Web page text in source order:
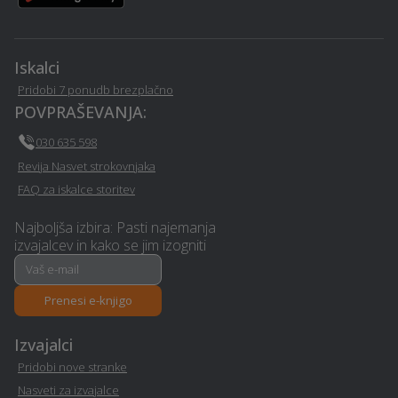
Varstvo pri delu -
Zidarske storitve -
Izgradnja in dobava
solarnih sistemov /
kolektorjev - Preddvor
Poslovni programi -
Iskalci
Pridobi 7 ponudb brezplačno
POVPRAŠEVANJA:
030 635 598
Revija Nasvet strokovnjaka
FAQ za iskalce storitev
Najboljša izbira: Pasti najemanja
izvajalcev in kako se jim izogniti
Prenesi e-knjigo
Izvajalci
Pridobi nove stranke
Nasveti za izvajalce